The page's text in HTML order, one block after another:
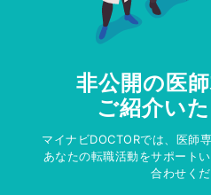
非公開の医
ご紹介い
マイナビDOCTORでは、医師
あなたの転職活動をサポート
合わせくだ